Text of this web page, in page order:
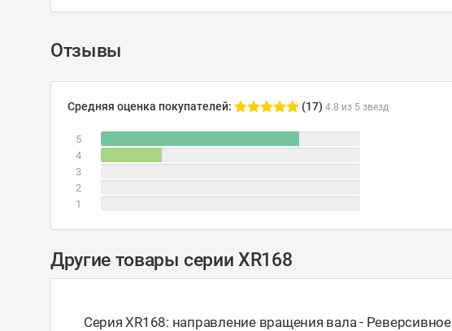
Отзывы
Средняя оценка покупателей: (17) 4.8 из 5 звезд
5
4
3
2
1
Другие товары серии XR168
Серия XR168: направление вращения вала - Реверсивное